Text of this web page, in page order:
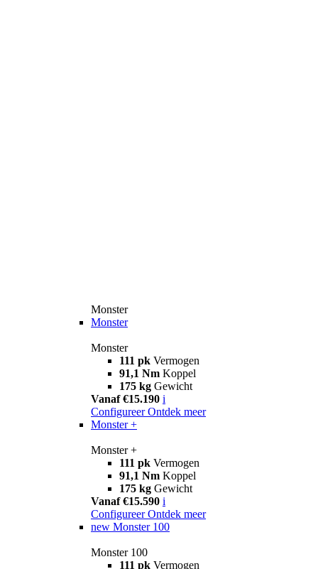
Monster
Monster
Monster
111 pk Vermogen
91,1 Nm Koppel
175 kg Gewicht
Vanaf €15.190 i
Configureer Ontdek meer
Monster +
Monster +
111 pk Vermogen
91,1 Nm Koppel
175 kg Gewicht
Vanaf €15.590 i
Configureer Ontdek meer
new Monster 100
Monster 100
111 pk Vermogen